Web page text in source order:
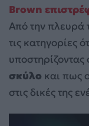
Brown
Από την πλευρά
τις κατηγορίες
υποστηρίζοντας
σκύλο και πως
στις δικές της